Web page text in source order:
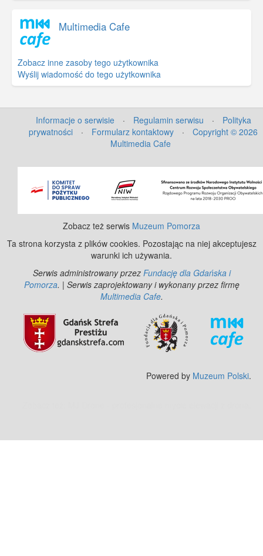
Multimedia Cafe
Zobacz inne zasoby tego użytkownika
Wyślij wiadomość do tego użytkownika
Informacje o serwisie · Regulamin serwisu ·
Polityka
prywatności
· Formularz kontaktowy ·
Copyright © 2026
Multimedia Cafe
Zobacz też serwis Muzeum Pomorza
Ta strona korzysta z plików cookies. Pozostając na niej akceptujesz
warunki ich używania.
Serwis administrowany przez Fundację dla Gdańska i
Pomorza. | Serwis zaprojektowany i wykonany przez firmę
Multimedia Cafe.
Powered by Muzeum Polski.